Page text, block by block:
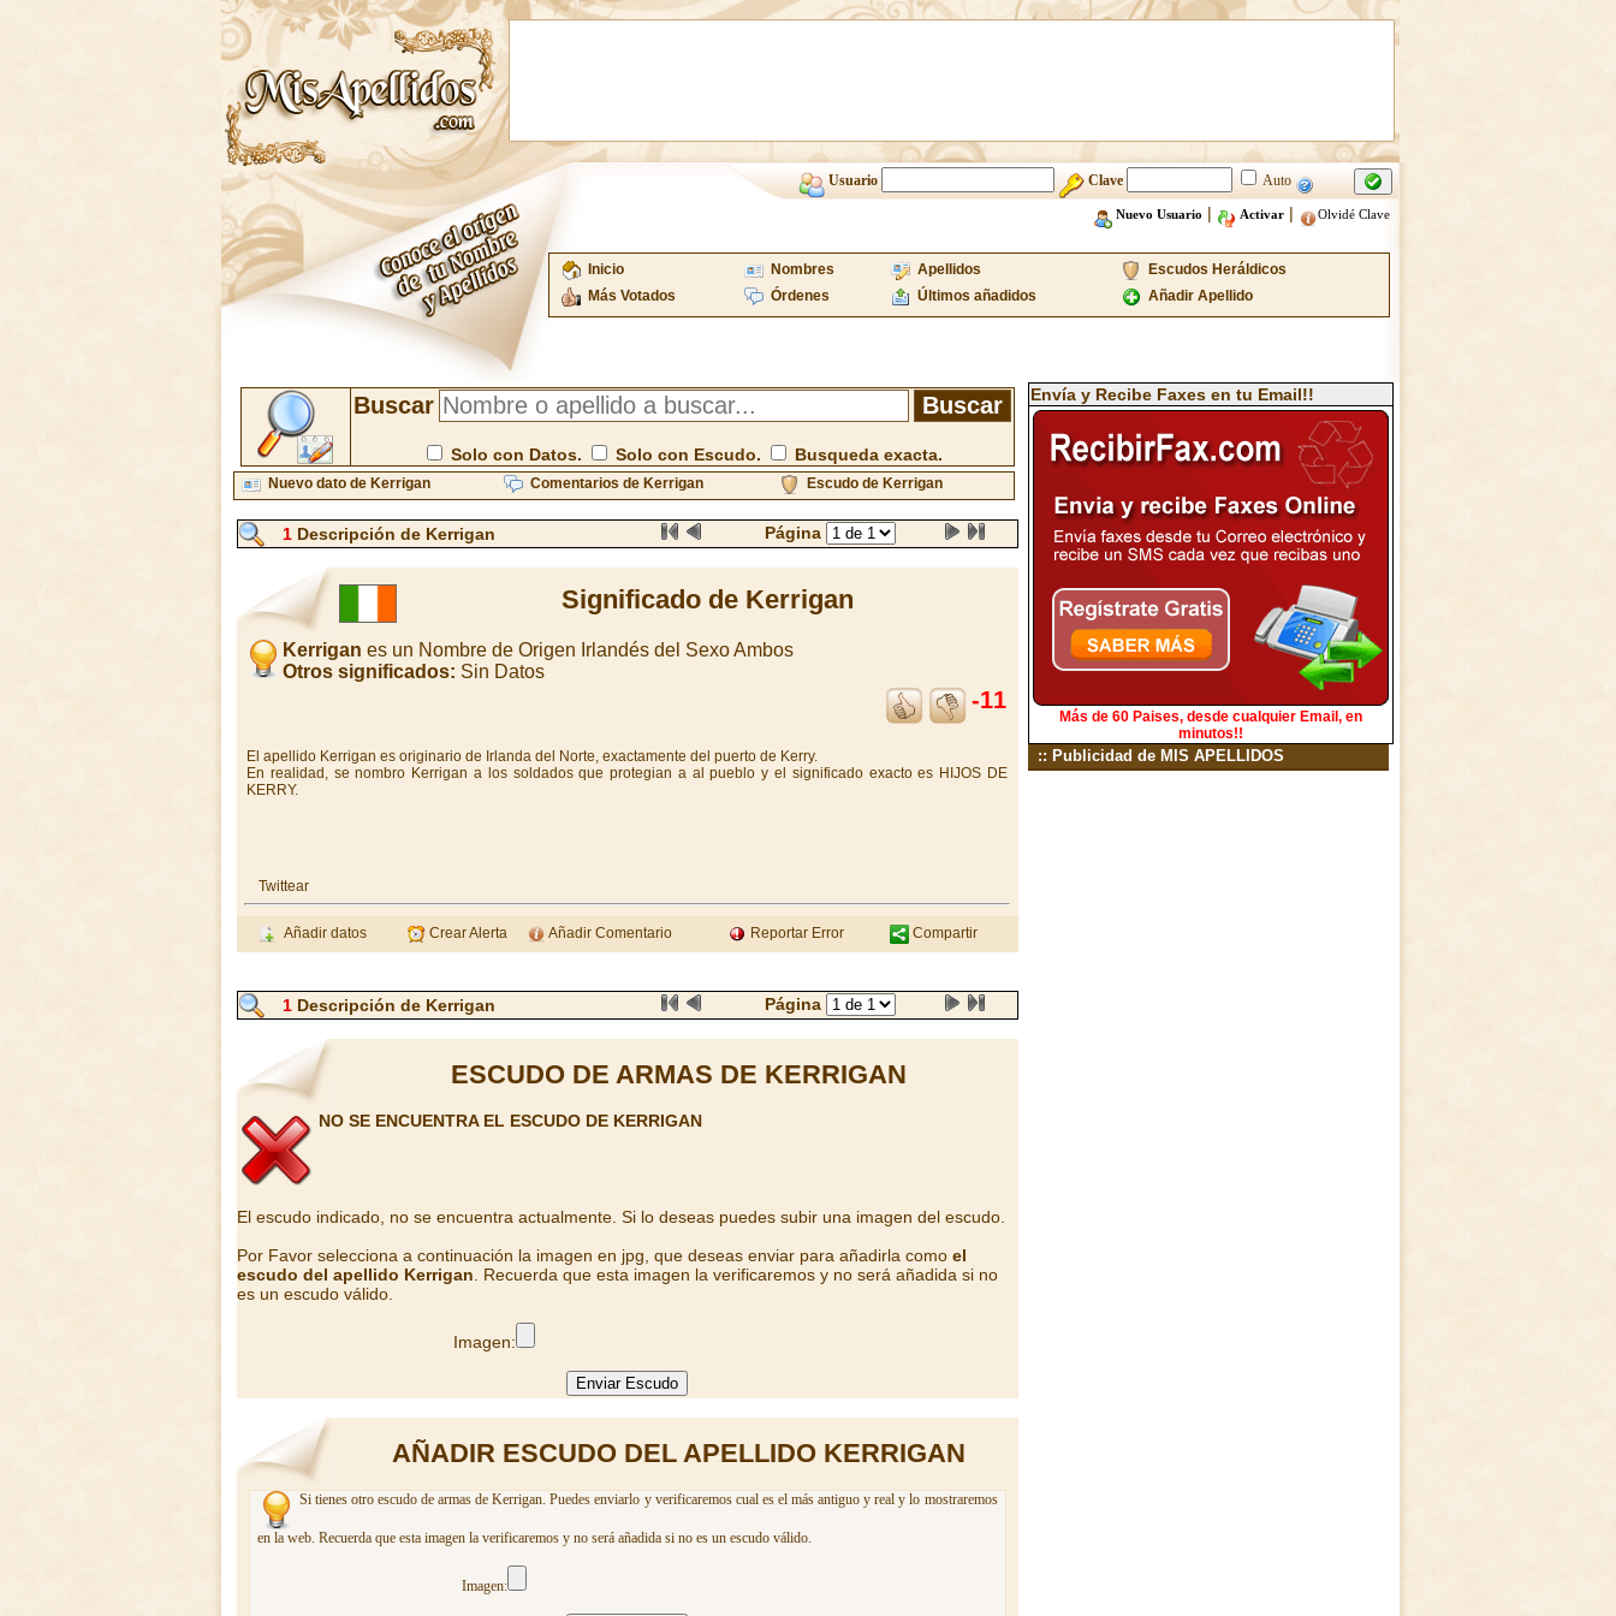
Usuario Clave Auto
Nuevo Usuario | Activar| Olvidé Clave
Inicio Nombres Apellidos
Escudos Heráldicos
Más Votados
Órdenes Últimos añadidos Añadir Apellido
Buscar
Solo con Datos. Solo con Escudo. Busqueda exacta.
Nuevo dato de Kerrigan Comentarios de Kerrigan Escudo de Kerrigan
1Descripción de Kerrigan Página
Significado de Kerrigan
Kerrigan es un Nombre de Origen Irlandés del Sexo Ambos
Otros significados: Sin Datos
-11
El apellido Kerrigan es originario de Irlanda del Norte, exactamente del puerto de Kerry.
En realidad, se nombro Kerrigan a los soldados que protegian a al pueblo y el significado exacto es HIJOS DE
KERRY.
Twittear
Añadir datos Crear Alerta Añadir Comentario Reportar Error Compartir
1Descripción de Kerrigan Página
ESCUDO DE ARMAS DE KERRIGAN
NO SE ENCUENTRA EL ESCUDO DE KERRIGAN
El escudo indicado, no se encuentra actualmente. Si lo deseas puedes subir una imagen del escudo.
Por Favor selecciona a continuación la imagen en jpg, que deseas enviar para añadirla como el
escudo del apellido Kerrigan . Recuerda que esta imagen la verificaremos y no será añadida si no
es un escudo válido.
Imagen:
AÑADIR ESCUDO DEL APELLIDO KERRIGAN
Si tienes otro escudo de armas de Kerrigan. Puedes enviarlo y verificaremos cual es el más antiguo y real y lo mostraremos
en la web. Recuerda que esta imagen la verificaremos y no será añadida si no es un escudo válido.
Imagen:
Envía y Recibe Faxes en tu Email!!
Más de 60 Paises, desde cualquier Email, en
minutos!!
:: Publicidad de MIS APELLIDOS